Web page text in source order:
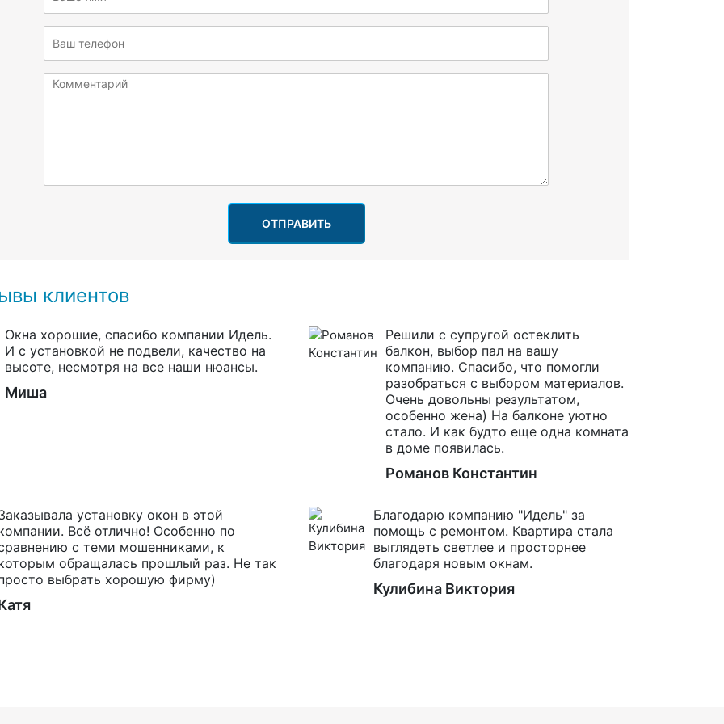
ОТПРАВИТЬ
клиентов
Окна хорошие, спасибо компании Идель.
И с установкой не подвели, качество на
высоте, несмотря на все наши нюансы.
Миша
Решили с супругой остеклить
балкон, выбор пал на вашу
компанию. Спасибо, что помогли
разобраться с выбором материалов.
Очень довольны результатом,
особенно жена) На балконе уютно
стало. И как будто еще одна комната
в доме появилась.
Романов Константин
установку окон в этой
Всё отлично! Особенно по
с теми мошенниками, к
обращалась прошлый раз. Не так
выбрать хорошую фирму)
Благодарю компанию "Идель" за
помощь с ремонтом. Квартира стала
выглядеть светлее и просторнее
благодаря новым окнам.
Кулибина Виктория